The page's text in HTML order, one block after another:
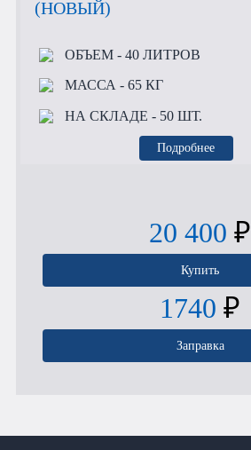
(НОВЫЙ)
ОБЪЕМ- 40 ЛИТРОВ
МАССА- 65 КГ
НА СКЛАДЕ - 50 ШТ.
Подробнее
20 400 ₽
Купить
1740 ₽
Заправка